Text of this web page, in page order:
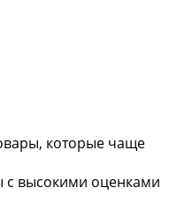
которые чаще
с высокими оценками